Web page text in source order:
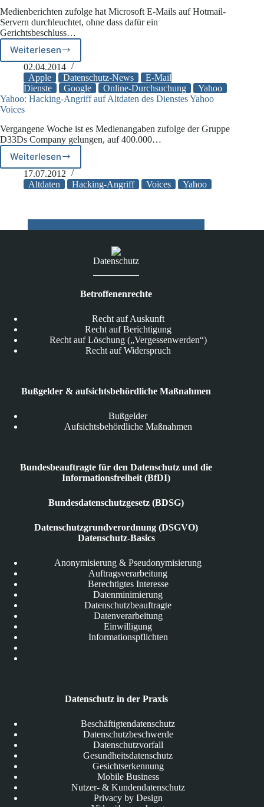
für
einen
einfachen
Log-
In
Medienberichten zufolge hat Microsoft E-Mails auf Hotmail-
Servern durchleuchtet, ohne dass dafür ein
Gerichtsbeschluss…
Weiterlesen
E-
Mail-
Anbieter
behalten
sich
Nachrichten
vor
02.04.2014
Apple
Datenschutz-News
E-Mail
Dienste
Google Online-Durchsuchung
Yahoo
Yahoo: Hacking-Angriff auf Altdaten des Dienstes Yahoo
Voices
Vergangene Woche ist es Medienangaben zufolge der Gruppe
D33Ds Company gelungen, auf 400.000…
Weiterlesen
Yahoo:
Hacking-
Angriff
des
Dienstes
17.07.2012
Altdaten
Hacking-Angriff Voices Yahoo
Datenschutz
Betroffenenrechte
Recht auf Auskunft
Recht auf Berichtigung
Recht auf Löschung („Vergessenwerden“)
Recht auf Widerspruch
Bußgelder & aufsichtsbehördliche Maßnahmen
Bußgelder
Aufsichtsbehördliche Maßnahmen
Bundesbeauftragte für den Datenschutz und die
Informationsfreiheit (BfDI)
Bundesdatenschutzgesetz (BDSG)
Datenschutzgrundverordnung (DSGVO)
Datenschutz-Basics
Anonymisierung & Pseudonymisierung
Auftragsverarbeitung
Berechtigtes Interesse
Datenminimierung
Datenschutzbeauftragte
Datenverarbeitung
Einwilligung
Informationspflichten
Datenschutz in der Praxis
Beschäftigtendatenschutz
Datenschutzbeschwerde
Datenschutzvorfall
Gesundheitsdatenschutz
Gesichtserkennung
Mobile Business
Nutzer- & Kundendatenschutz
Privacy by Design